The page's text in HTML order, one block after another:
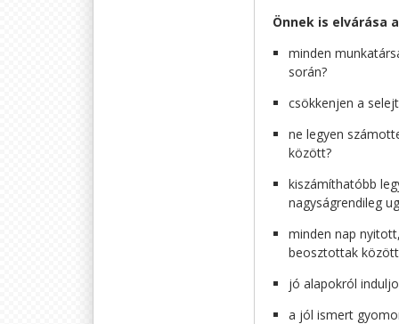
Önnek is elvárása
minden
során?
csökkenjen a
ne legyen
között?
kiszámíthatóbb
nagyságrendileg
minden nap
beosztottak
jó alapokról
a jól ismert